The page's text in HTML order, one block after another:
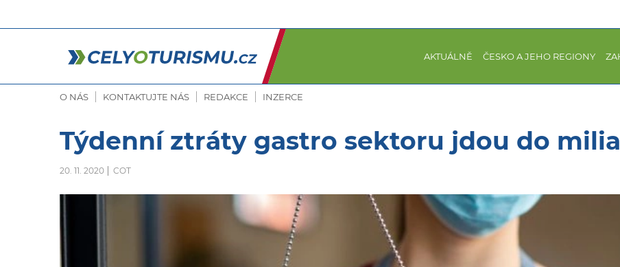
AKTUÁLNĚ ČESKO A JEHO REGIONY
O NÁS KONTAKTUJTE NÁS REDAKCE INZERCE
Týdenní ztráty gastro sektoru jdou do
20. 11. 2020 COT